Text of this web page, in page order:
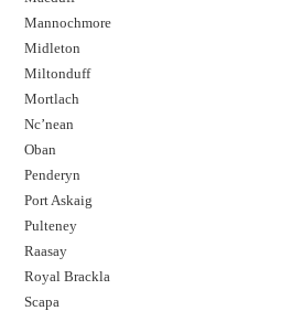
Mannochmore
Midleton
Miltonduff
Mortlach
Nc’nean
Oban
Penderyn
Port Askaig
Pulteney
Raasay
Royal Brackla
Scapa